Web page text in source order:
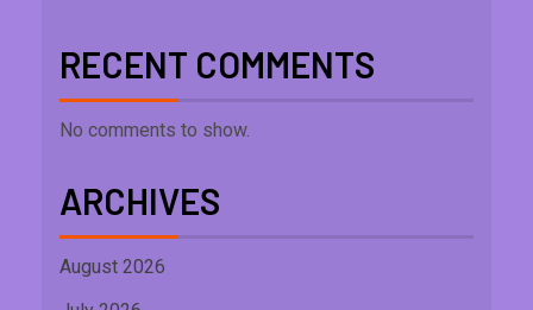
RECENT COMMENTS
No comments to show.
ARCHIVES
August 2026